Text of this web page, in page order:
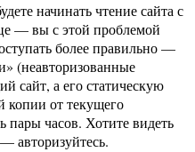
начинать чтение сайта с
— вы с этой проблемой
более правильно —
(неавторизованные
сайт, а его статическую
копии от текущего
пары часов. Хотите видеть
авторизуйтесь.